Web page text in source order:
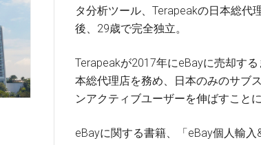
タ分析ツール、Terapeakの日本総代
後、29歳で完全独立。
Terapeakが2017年にeBayに売却する
本総代理店を務め、日本のみのサブ
ンアクティブユーザーを伸ばすことに
eBayに関する書籍、「eBay個人輸入